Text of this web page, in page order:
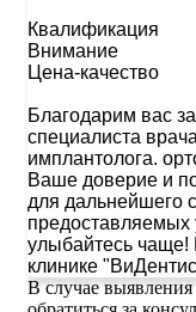
Квалификация
Внимание
Цена-качество
Благодарим вас
специалиста
имплантолога.
Ваше доверие и
для дальнейшего
предоставляемых
улыбайтесь чаще!
клинике
В случае